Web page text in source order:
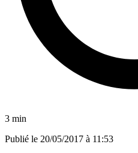
3 min
Publié le 20/05/2017 à 11:53